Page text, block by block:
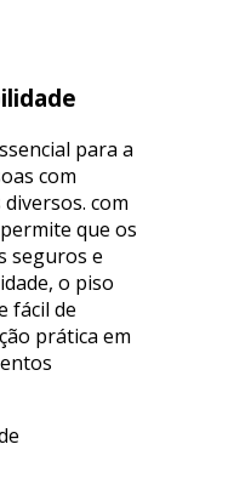
para a
com
com
que os
seguros e
o piso
fácil de
prática em